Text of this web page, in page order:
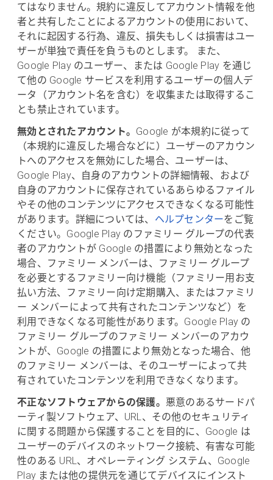
てはなりません。規約に違反してアカウント情報を他
者と共有したことによるアカウントの使用において、
それに起因する行為、違反、損失もしくは損害はユー
ザーが単独で責任を負うものとします。 また、
Google Play のユーザー、または Google Play を通じ
て他の Google サービスを利用するユーザーの個人デ
ータ（アカウント名を含む）を収集または取得するこ
とも禁止されています。
無効とされたアカウント。 Google が本規約に従って
（本規約に違反した場合などに）ユーザーのアカウン
トへのアクセスを無効にした場合、ユーザーは、
Google Play、自身のアカウントの詳細情報、および
自身のアカウントに保存されているあらゆるファイル
やその他のコンテンツにアクセスできなくなる可能性
があります。詳細については、 ヘルプセンターをご覧
ください。Google Play のファミリー グループの代表
者のアカウントが Google の措置により無効となった
場合、ファミリー メンバーは、ファミリー グループ
を必要とするファミリー向け機能（ファミリー用お支
払い方法、ファミリー向け定期購入、またはファミリ
ー メンバーによって共有されたコンテンツなど）を
利用できなくなる可能性があります。Google Play の
ファミリー グループのファミリー メンバーのアカウ
ントが、Google の措置により無効となった場合、他
のファミリー メンバーは、そのユーザーによって共
有されていたコンテンツを利用できなくなります。
不正なソフトウェアからの保護。 悪意のあるサードパ
ーティ製ソフトウェア、URL、その他のセキュリティ
に関する問題から保護することを目的に、Google は
ユーザーのデバイスのネットワーク接続、有害な可能
性のある URL、オペレーティング システム、Google
Play または他の提供元を通じてデバイスにインスト